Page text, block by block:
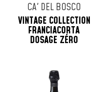
CA' DEL BOSCO
VINTAGE COLLECTION
FRANCIACORTA
DOSAGE ZÉRO